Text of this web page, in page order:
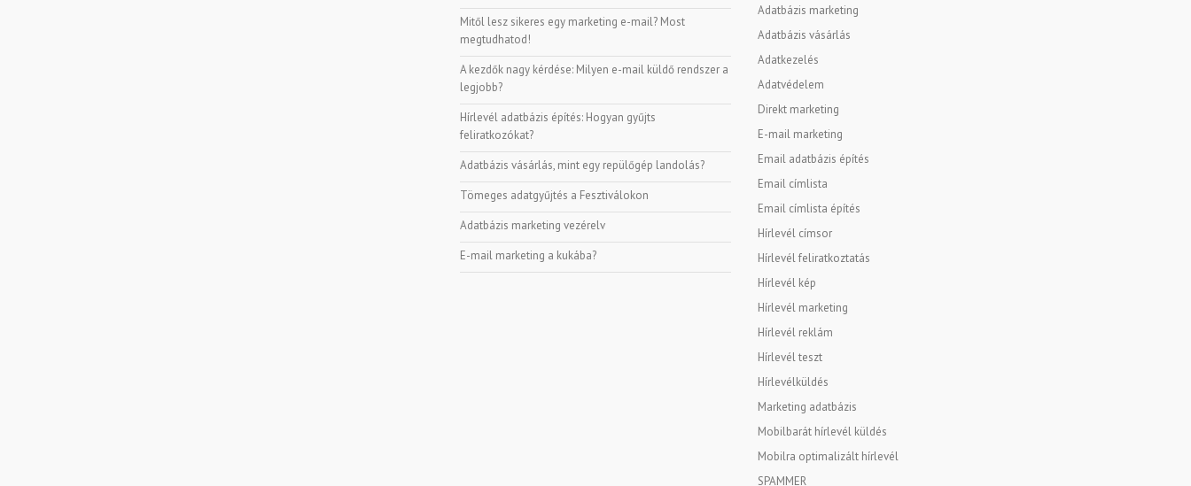
Mitől lesz sikeres egy marketing e-mail? Most
megtudhatod!
A kezdők nagy kérdése: Milyen e-mail küldő rendszer a
legjobb?
Hírlevél adatbázis építés: Hogyan gyűjts
feliratkozókat?
Adatbázis vásárlás, mint egy repülőgép landolás?
Tömeges adatgyűjtés a Fesztiválokon
Adatbázis marketing vezérelv
E-mail marketing a kukába?
Adatbázis marketing
Adatbázis vásárlás
Adatkezelés
Adatvédelem
Direkt marketing
E-mail marketing
Email adatbázis építés
Email címlista
Email címlista építés
Hírlevél címsor
Hírlevél feliratkoztatás
Hírlevél kép
Hírlevél marketing
Hírlevél reklám
Hírlevél teszt
Hírlevélküldés
Marketing adatbázis
Mobilbarát hírlevél küldés
Mobilra optimalizált hírlevél
SPAMMER